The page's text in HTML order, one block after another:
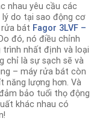
nhau yêu cầu các
do tại sao động cơ
rửa bát Fagor 3LVF –
đó, nó điều chỉnh
nhất định và loại
chỉ là sự sạch sẽ và
– máy rửa bát còn
năng lượng hơn. Và
bảo tuổi thọ động
khác nhau có